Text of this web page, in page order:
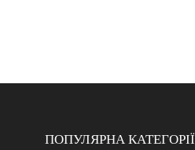
ПОПУЛЯРНА КАТЕГОРІЇ